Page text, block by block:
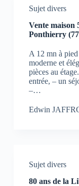
Sujet divers
Vente maison
Ponthierry
A 12 mn à
moderne et
pièces au
entrée, – un
–…
Edwin
Sujet divers
80 ans de la